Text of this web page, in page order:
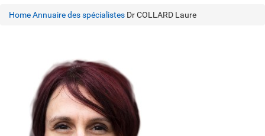
HomeAnnuaire des spécialistes Dr COLLARD Laure